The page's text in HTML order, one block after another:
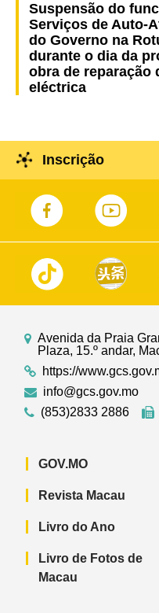
Suspensão do
Serviços de Auto-
do Governo na
durante o dia da
obra de reparação
eléctrica
Inscrição
Avenida da Praia
Plaza, 15.º andar,
https://
info@gcs.gov.mo
(853)2833 2886
GOV.MO
Revista Macau
Livro do Ano
Livro de Fotos de
Macau